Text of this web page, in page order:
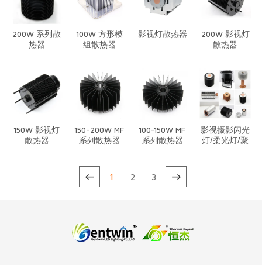
200W 系列散
热器
100W 方形模
组散热器
影视灯散热器
200W 影视灯
散热器
150W 影视灯
散热器
150-200W MF
系列散热器
100-150W MF
系列散热器
影视摄影闪光
灯/柔光灯/聚
1 2 3